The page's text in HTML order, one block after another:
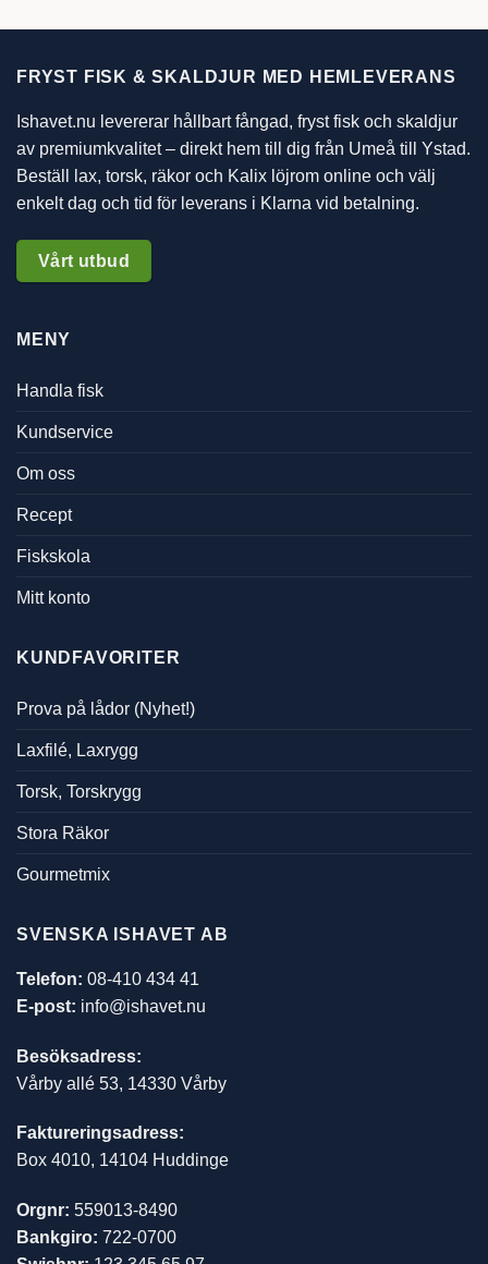
FRYST FISK & SKALDJUR MED HEMLEVERANS
Ishavet.nu levererar hållbart fångad, fryst fisk och skaldjur
av premiumkvalitet – direkt hem till dig från Umeå till Ystad.
Beställ lax, torsk, räkor och Kalix löjrom online och välj
enkelt dag och tid för leverans i Klarna vid betalning.
Vårt utbud
MENY
Handla fisk
Kundservice
Om oss
Recept
Fiskskola
Mitt konto
KUNDFAVORITER
Prova på lådor (Nyhet!)
Laxfilé, Laxrygg
Torsk, Torskrygg
Stora Räkor
Gourmetmix
SVENSKA ISHAVET AB
Telefon: 08-410 434 41
E-post: info@ishavet.nu
Besöksadress:
Vårby allé 53, 14330 Vårby
Faktureringsadress:
Box 4010, 14104 Huddinge
Orgnr: 559013-8490
Bankgiro: 722-0700